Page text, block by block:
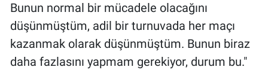
Bunun normal bir mücadele olacağını
düşünmüştüm, adil bir turnuvada her maçı
kazanmak olarak düşünmüştüm. Bunun biraz
daha fazlasını yapmam gerekiyor, durum bu."